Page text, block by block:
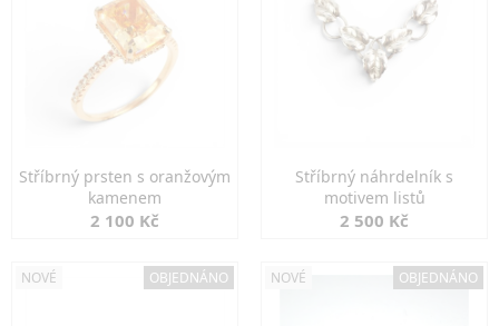
Stříbrný prsten s oranžovým
kamenem
2 100 Kč
Stříbrný náhrdelník s
motivem listů
2 500 Kč
NOVÉ OBJEDNÁNO NOVÉ OBJEDNÁNO